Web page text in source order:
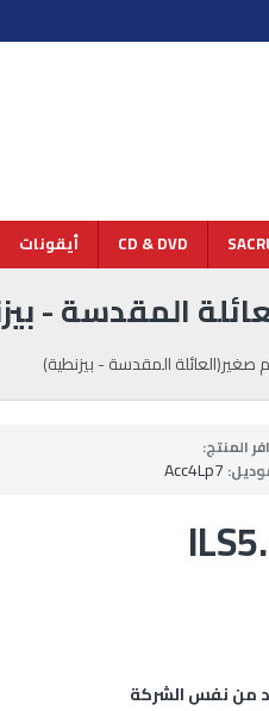
CD & DVD أيقونات
المقدسة - بيزنطية)
المقدسة -
المنتج:
Acc4Lp7
من نفس الشركة